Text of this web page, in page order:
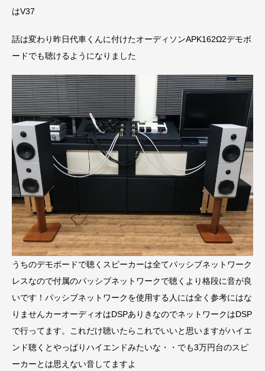
はV37
話は変わり昨日代車くんに付けたオーディソンAPK162Ω2デモボ
ードでも聴けるようになりました
うちのデモボードで聴くスピーカーは全てパッシブネットワーク
レスなので付属のパッシブネットワークで聴くより格段に音が良
いです！パッシブネットワークを使用する人には全く参考にはな
りませんカーオーディオはDSPありきなのでネットワークはDSP
で行ってます。これだけ聴いたらこれでいいと思いますがハイエ
ンド聴くとやっぱりハイエンドみたいな・・でも3万円台のスピ
ーカーとは思えない音してますよ